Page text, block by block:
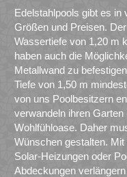
Edelstahlpools gibt es in
Größen und Preisen.
Wassertiefe von 1,20 m
haben auch die
Metallwand zu
Tiefe von 1,50 m
von uns Poolbesitzern
verwandeln ihren
Wohlfühloase. Daher
Wünschen gestalten.
Solar-Heizungen oder
Abdeckungen